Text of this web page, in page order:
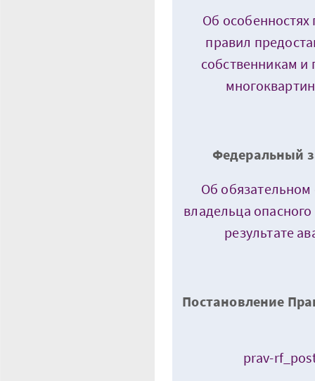
Об особенностях
правил
собственникам
Федеральный
Об обязательном
владельца
результате
Постановление
prav-